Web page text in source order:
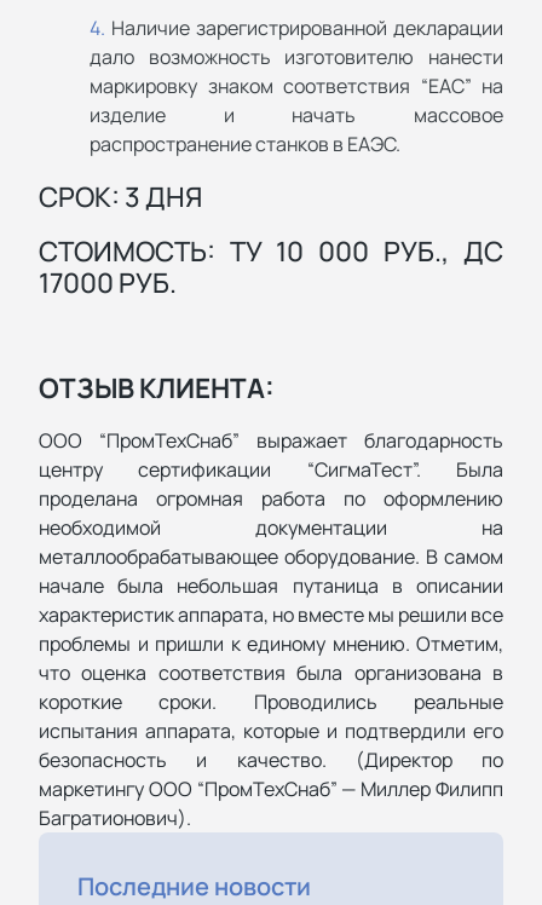
Наличие зарегистрированной декларации
дало возможность изготовителю нанести
маркировку знаком соответствия “ЕАС” на
изделие и начать массовое
распространение станков в ЕАЭС.
СРОК: 3 ДНЯ
СТОИМОСТЬ: ТУ 10 000 РУБ., ДС
17000 РУБ.
ОТЗЫВ КЛИЕНТА:
ООО “ПромТехСнаб” выражает благодарность
центру сертификации “СигмаТест”. Была
проделана огромная работа по оформлению
необходимой документации на
металлообрабатывающее оборудование. В самом
начале была небольшая путаница в описании
характеристик аппарата, но вместе мы решили все
проблемы и пришли к единому мнению. Отметим,
что оценка соответствия была организована в
короткие сроки. Проводились реальные
испытания аппарата, которые и подтвердили его
безопасность и качество. (Директор по
маркетингу ООО “ПромТехСнаб” — Миллер Филипп
Багратионович).
Последние новости